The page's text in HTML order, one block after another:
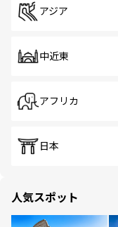
アジア
中近東
アフリカ
日本
人気スポット